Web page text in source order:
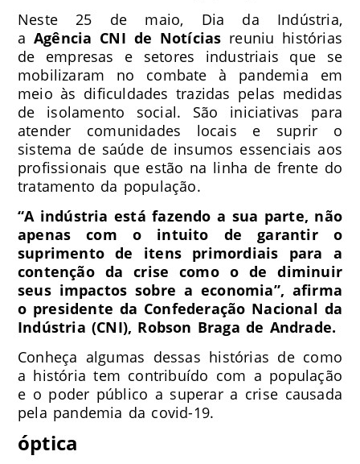
Neste 25 de maio, Dia da Indústria,
a Agência CNI de Notícias reuniu histórias
de empresas e setores industriais que se
mobilizaram no combate à pandemia em
meio às dificuldades trazidas pelas medidas
de isolamento social. São iniciativas para
atender comunidades locais e suprir o
sistema de saúde de insumos essenciais aos
profissionais que estão na linha de frente do
tratamento da população.
“A indústria está fazendo a sua parte, não
apenas com o intuito de garantir o
suprimento de itens primordiais para a
contenção da crise como o de diminuir
seus impactos sobre a economia”, afirma
o presidente da Confederação Nacional da
Indústria (CNI), Robson Braga de Andrade.
Conheça algumas dessas histórias de como
a história tem contribuído com a população
e o poder público a superar a crise causada
pela pandemia da covid-19.
óptica